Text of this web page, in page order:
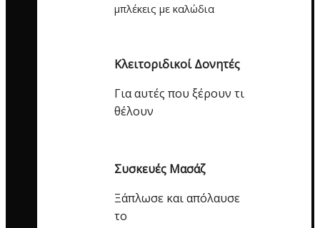
μπλέκεις με καλώδια
Κλειτοριδικοί Δονητές
Για αυτές που ξέρουν τι
θέλουν
Συσκευές Μασάζ
Ξάπλωσε και απόλαυσε
το